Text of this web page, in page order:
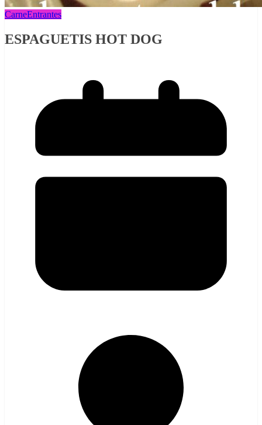
CarneEntrantes
ESPAGUETIS HOT DOG